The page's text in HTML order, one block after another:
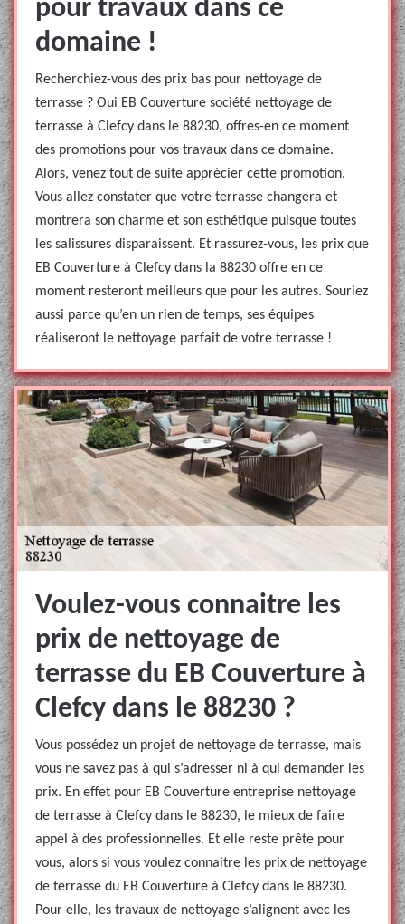
pour travaux dans ce
domaine !
Recherchiez-vous des prix bas pour nettoyage de
terrasse ? Oui EB Couverture société nettoyage de
terrasse à Clefcy dans le 88230, offres-en ce moment
des promotions pour vos travaux dans ce domaine.
Alors, venez tout de suite apprécier cette promotion.
Vous allez constater que votre terrasse changera et
montrera son charme et son esthétique puisque toutes
les salissures disparaissent. Et rassurez-vous, les prix que
EB Couverture à Clefcy dans la 88230 offre en ce
moment resteront meilleurs que pour les autres. Souriez
aussi parce qu’en un rien de temps, ses équipes
réaliseront le nettoyage parfait de votre terrasse !
Voulez-vous connaitre les
prix de nettoyage de
terrasse du EB Couverture à
Clefcy dans le 88230 ?
Vous possédez un projet de nettoyage de terrasse, mais
vous ne savez pas à qui s’adresser ni à qui demander les
prix. En effet pour EB Couverture entreprise nettoyage
de terrasse à Clefcy dans le 88230, le mieux de faire
appel à des professionnelles. Et elle reste prête pour
vous, alors si vous voulez connaitre les prix de nettoyage
de terrasse du EB Couverture à Clefcy dans le 88230.
Pour elle, les travaux de nettoyage s’alignent avec les